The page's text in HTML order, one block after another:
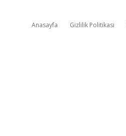
Anasayfa Gizlilik Politikası